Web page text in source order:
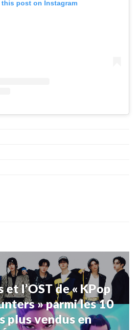
this post on Instagram
et l’OST de « KPop
» parmi les 10
plus vendus en